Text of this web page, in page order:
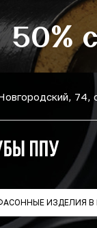
50%
74,
ИЗДЕЛИЯ